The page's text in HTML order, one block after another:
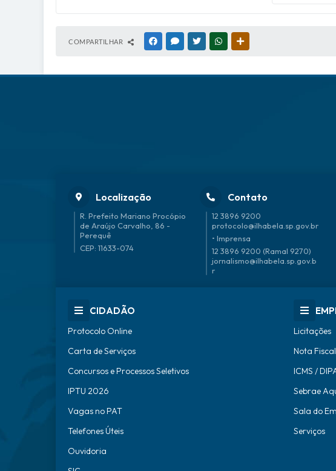
COMPARTILHAR FACEBOOKMESSENGER
TWITTERWHATSAPP
Localização
R. Prefeito Mariano Procópio
de Araújo Carvalho, 86 -
Perequê
CEP: 11633-074
Contato
12 3896 9200
protocolo@ilhabela.sp.gov.br
• Imprensa
12 3896 9200 (Ramal 9270)
jornalismo@ilhabela.sp.gov.b
r
CIDADÃO
Protocolo Online
Carta de Serviços
Concursos e Processos Seletivos
IPTU 2026
Vagas no PAT
Telefones Úteis
Ouvidoria
Licitações
Nota
ICMS /
Sebrae
Sala do
Serviços